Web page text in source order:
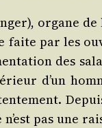
organe
faite par les
des
d’un
pas une